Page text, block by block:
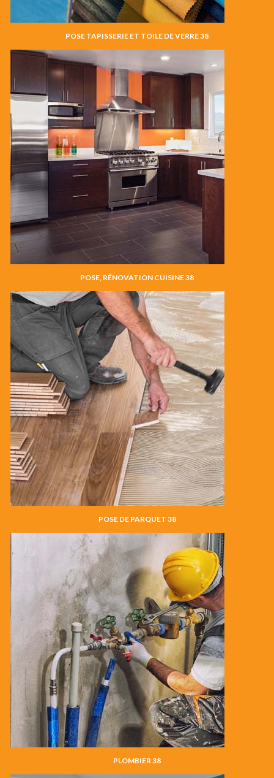
POSE TAPISSERIE ET TOILE DE VERRE 38
POSE, RÉNOVATION CUISINE 38
POSE DE PARQUET 38
PLOMBIER 38